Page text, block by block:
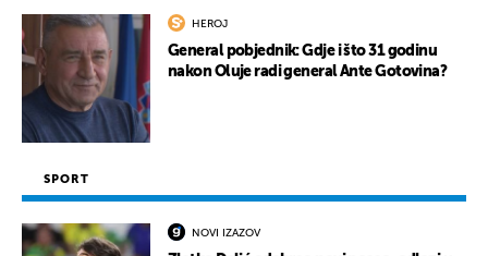
HEROJ
General pobjednik: Gdje i što 31 godinu
nakon Oluje radi general Ante Gotovina?
SPORT
NOVI IZAZOV